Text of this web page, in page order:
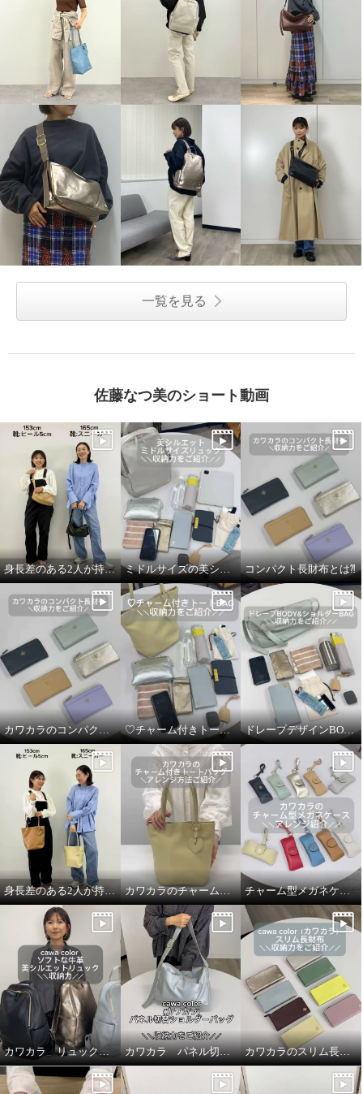
一覧を見る
佐藤なつ美のショート動画
身長差のある2人が持ってみました！ ミドルサイズの美シルエットリュック コンパクト長財布とは⁈
カワカラのコンパクト長財布の収納力 ♡チャーム付きトートバッグの収納力 ドレープデザインBODY &ショルダーBAGの収納力
身長差のある2人が持ってみました！ カワカラのチャーム付きトートバッグのアレンジ紹介 チャーム型メガネケースの使い方動画
カワカラ リュックの収納力をご紹介 カワカラ パネル切替ショルダーバッグの収納力 カワカラのスリム長財布のオススメポイント